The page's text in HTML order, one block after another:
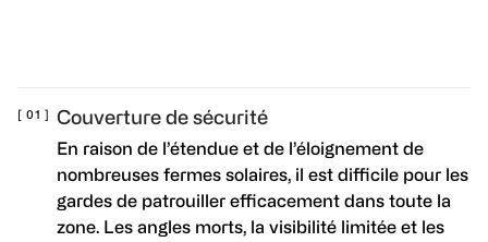
Couverture de sécurité
En raison de l’étendue et de l’éloignement de
nombreuses fermes solaires, il est difficile pour les
gardes de patrouiller efficacement dans toute la
zone. Les angles morts, la visibilité limitée et les